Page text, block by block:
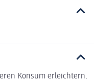
Konsum erleichtern.